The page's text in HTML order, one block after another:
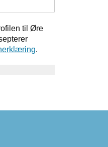
til Øre
.